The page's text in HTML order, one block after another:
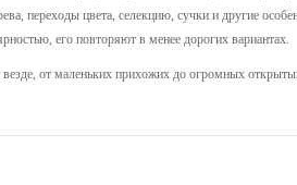
переходы цвета, селекцию, сучки и другие
его повторяют в менее дорогих вариантах.
от маленьких прихожих до огромных